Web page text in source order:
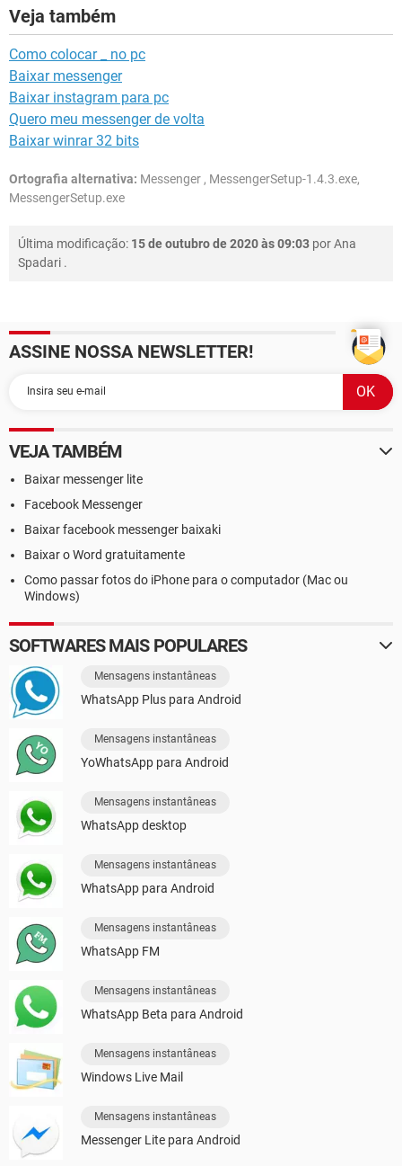
Veja também
Como colocar _ no pc
Baixar messenger
Baixar instagram para pc
Quero meu messenger de volta
Baixar winrar 32 bits
Ortografia alternativa: Messenger , MessengerSetup-1.4.3.exe,
MessengerSetup.exe
Última modificação: 15 de outubro de 2020 às 09:03 porAna
Spadari .
ASSINE NOSSA NEWSLETTER!
VEJA TAMBÉM
Baixar messenger lite
Facebook Messenger
Baixar facebook messenger baixaki
Baixar o Word gratuitamente
Como passar fotos do iPhone para o computador (Mac ou
Windows)
SOFTWARES MAIS POPULARES
Mensagens instantâneas
WhatsApp Plus para Android
Mensagens instantâneas
YoWhatsApp para Android
Mensagens instantâneas
WhatsApp desktop
Mensagens instantâneas
WhatsApp para Android
Mensagens instantâneas
WhatsApp FM
Mensagens instantâneas
WhatsApp Beta para Android
Mensagens instantâneas
Windows Live Mail
Mensagens instantâneas
Messenger Lite para Android